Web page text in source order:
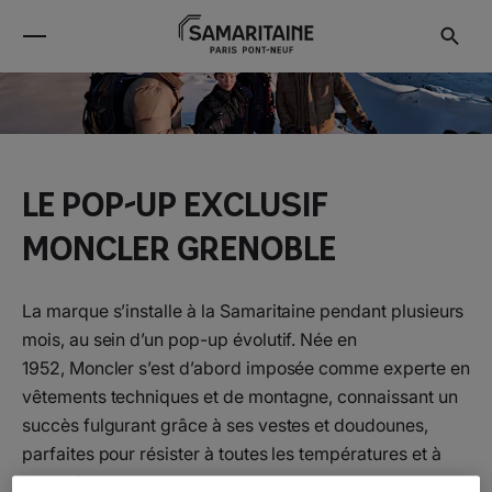
Le pop-up exclusif
Moncler Grenoble
La marque s’installe à la Samaritaine pendant plusieurs
mois, au sein d’un pop-up évolutif. Née en
1952, Moncler s’est d’abord imposée comme experte en
vêtements techniques et de montagne, connaissant un
succès fulgurant grâce à ses vestes et doudounes,
parfaites pour résister à toutes les températures et à
toutes les aventures.